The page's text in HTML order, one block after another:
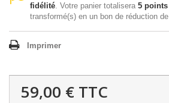
fidélité. Votre panier totalisera 5 points
transformé(s) en un bon de réduction de
Imprimer
59,00 € TTC